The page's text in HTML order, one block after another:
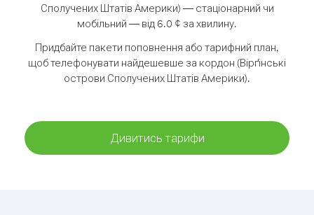
Сполучених Штатів Америки) — стаціонарний чи
мобільний — від 6.0 ¢ за хвилину.
Придбайте пакети поповнення або тарифний план,
щоб телефонувати найдешевше за кордон (Вірґінські
острови Сполучених Штатів Америки).
Дивитись тарифи